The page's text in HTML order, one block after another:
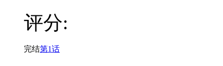
评分:
完结第1话